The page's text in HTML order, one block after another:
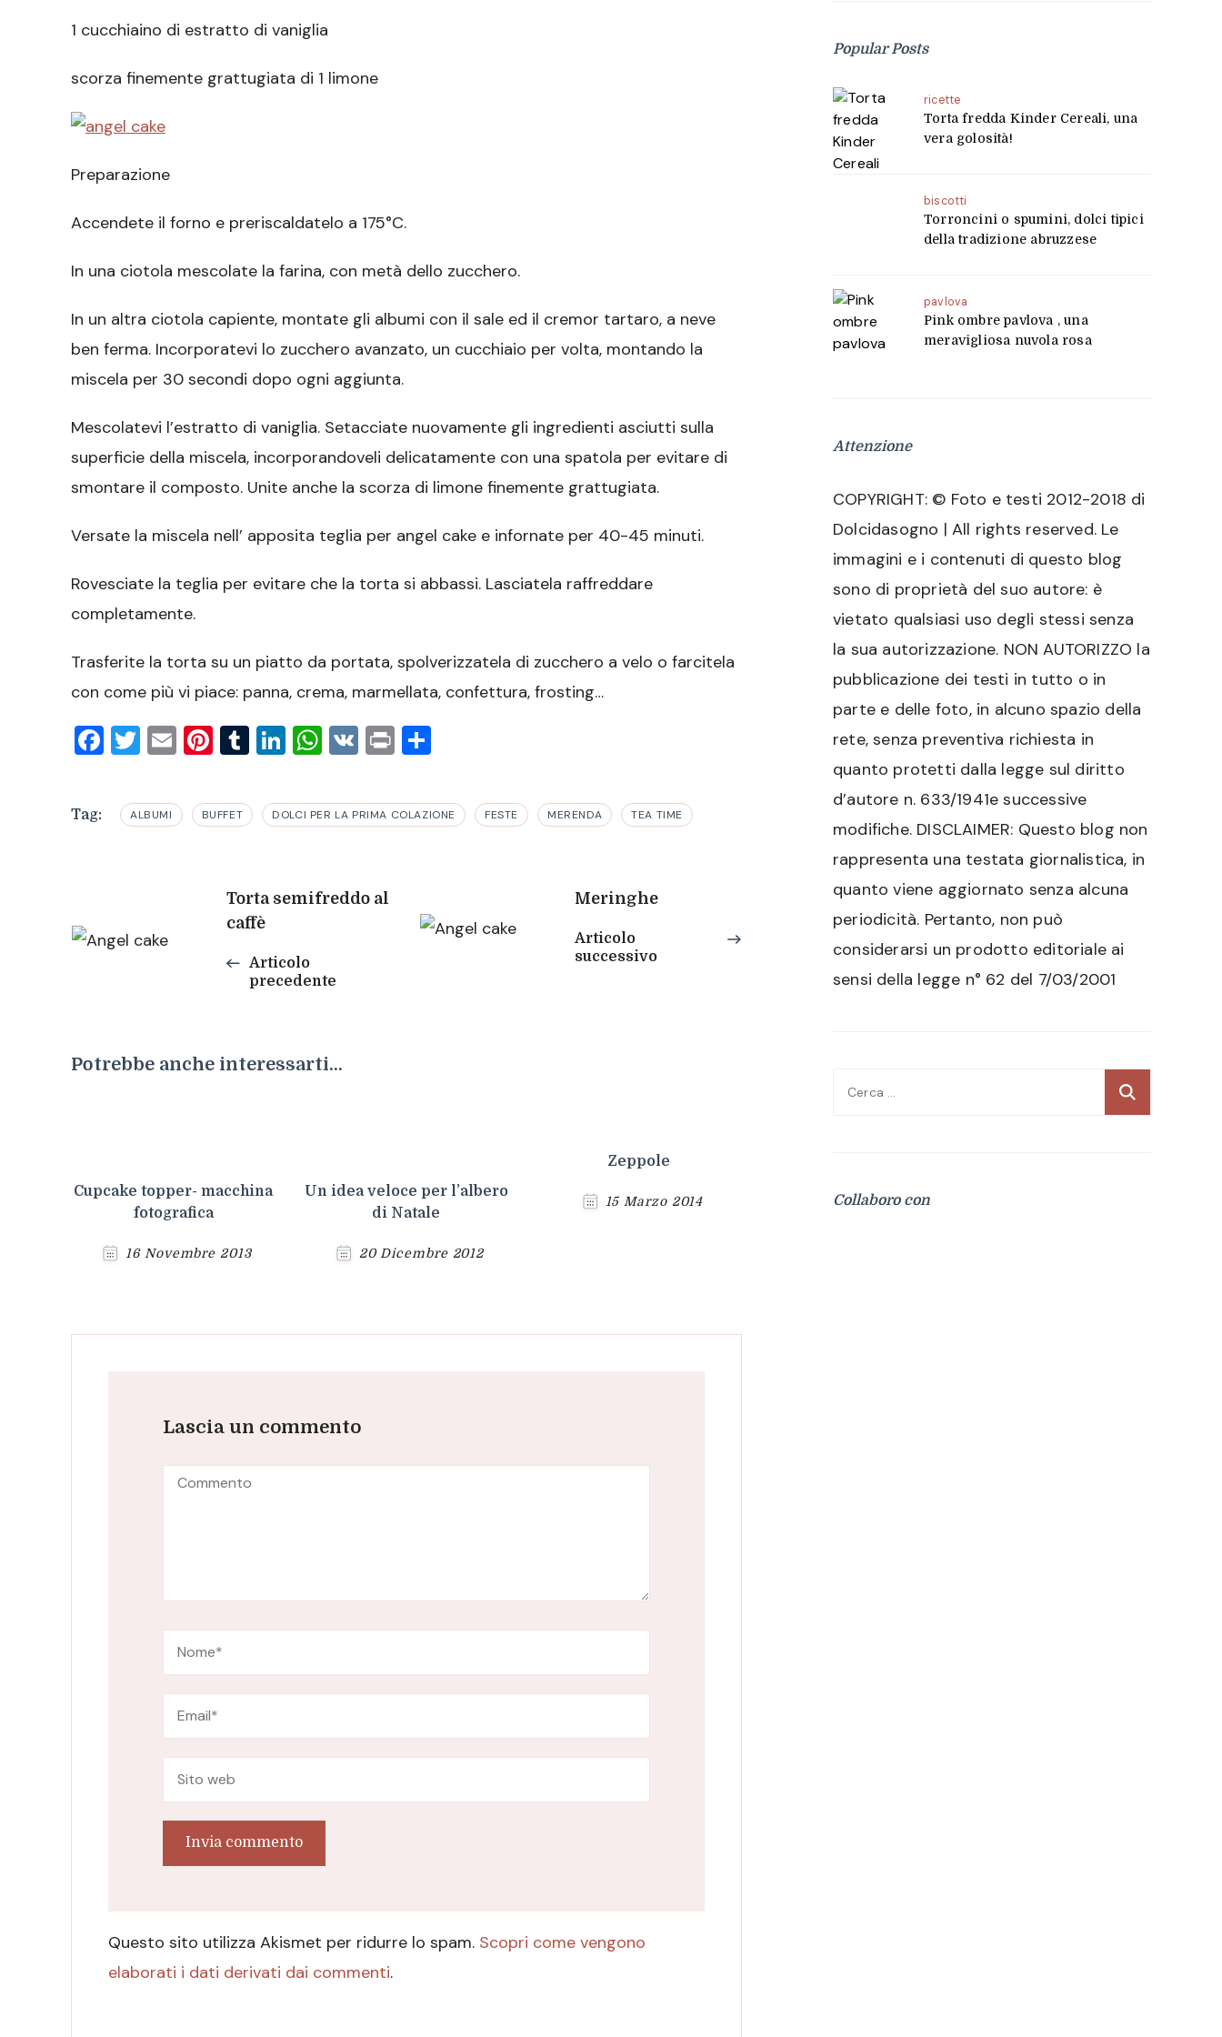
1 cucchiaino di estratto di vaniglia
scorza finemente grattugiata di 1 limone
Preparazione
Accendete il forno e preriscaldatelo a 175°C.
In una ciotola mescolate la farina, con metà dello zucchero.
In un altra ciotola capiente, montate gli albumi con il sale ed il cremor tartaro, a neve
ben ferma. Incorporatevi lo zucchero avanzato, un cucchiaio per volta, montando la
miscela per 30 secondi dopo ogni aggiunta.
Mescolatevi l’estratto di vaniglia. Setacciate nuovamente gli ingredienti asciutti sulla
superficie della miscela, incorporandoveli delicatamente con una spatola per evitare di
smontare il composto. Unite anche la scorza di limone finemente grattugiata.
Versate la miscela nell’ apposita teglia per angel cake e infornate per 40-45 minuti.
Rovesciate la teglia per evitare che la torta si abbassi. Lasciatela raffreddare
completamente.
Trasferite la torta su un piatto da portata, spolverizzatela di zucchero a velo o farcitela
con come più vi piace: panna, crema, marmellata, confettura, frosting…
Facebook
Twitter
EmailPinterest
Tumblr
LinkedIn
WhatsApp
VK Print
Tag: ALBUMI BUFFET DOLCI PER LA PRIMA COLAZIONE FESTE MERENDA TEA TIME
Navigazione
Torta semifreddo al
caffè
Articolo
precedente
Meringhe
Articolo
successivo
Potrebbe anche interessarti...
Cupcake topper- macchina
fotografica
16 Novembre 2013
Un idea veloce per l’albero
di Natale
20 Dicembre 2012
Zeppole
15 Marzo 2014
Lascia un commento
Questo sito utilizza Akismet per ridurre lo spam. Scopri come vengono
elaborati i dati derivati dai commenti.
Popular Posts
ricette
Torta fredda Kinder Cereali, una
vera golosità!
biscotti
Torroncini o spumini, dolci tipici
della tradizione abruzzese
pavlova
Pink ombre pavlova , una
meravigliosa nuvola rosa
Attenzione
COPYRIGHT: © Foto e testi 2012-2018 di
Dolcidasogno | All rights reserved. Le
immagini e i contenuti di questo blog
sono di proprietà del suo autore: è
vietato qualsiasi uso degli stessi senza
la sua autorizzazione. NON AUTORIZZO la
pubblicazione dei testi in tutto o in
parte e delle foto, in alcuno spazio della
rete, senza preventiva richiesta in
quanto protetti dalla legge sul diritto
d’autore n. 633/1941e successive
modifiche. DISCLAIMER: Questo blog non
rappresenta una testata giornalistica, in
quanto viene aggiornato senza alcuna
periodicità. Pertanto, non può
considerarsi un prodotto editoriale ai
sensi della legge n° 62 del 7/03/2001
Ricerca
Collaboro con